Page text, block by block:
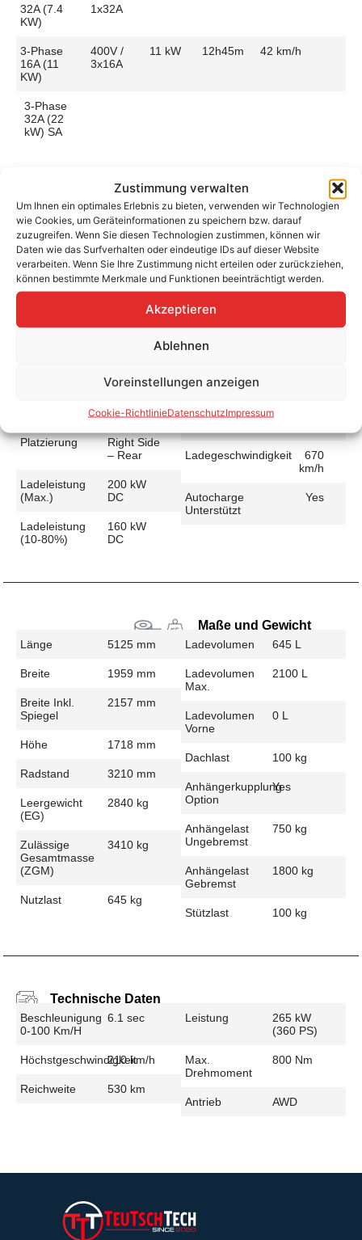
Zustimmung verwalten
Um Ihnen ein optimales Erlebnis zu bieten, verwenden wir Technologien
wie Cookies, um Geräteinformationen zu speichern bzw. darauf
zuzugreifen. Wenn Sie diesen Technologien zustimmen, können wir
Daten wie das Surfverhalten oder eindeutige IDs auf dieser Website
verarbeiten. Wenn Sie Ihre Zustimmung nicht erteilen oder zurückziehen,
können bestimmte Merkmale und Funktionen beeinträchtigt werden.
Akzeptieren
Ablehnen
Voreinstellungen anzeigen
Cookie-RichtlinieDatenschutzImpressum
32A (7.4
KW)
1x32A
3-Phase
16A (11
KW)
400V /
3x16A
11 kW 12h45m 42 km/h
3-Phase
32A (22
kW) SA
Aufladen zu Hause / am Fahrtziel
Ladeanschluss Type 2
Platzierung
Right Side
– Rea
11 kW AC
Ladezeit (0-
>490 Km)
12h45m
Ladegeschwindigkeit42 km/h
Ladeanschluss CCS
Platzierung
Right Side
– Rear
Ladeleistung
(max.)
200 kW
DC
Ladeleistung
(10-80%)
160 kW
DC
Ladezeit (49-
Ladegeschwindigkeit
670
km/h
Autocharge
Unterstützt
Yes
Maße und Gewicht
Länge 5125 mm
Breite 1959 mm
Breite Inkl.
Spiegel
2157 mm
Höhe 1718 mm
Radstand 3210 mm
Leergewicht
(EG)
2840 kg
Zulässige
Gesamtmasse
(zGM)
3410 kg
Nutzlast 645 kg
Ladevolumen 645 L
Ladevolumen
Max.
2100 L
Ladevolumen
Vorne
0 L
Dachlast 100 kg
Anhängerkupplung
Option
Yes
Anhängelast
Ungebremst
750 kg
Anhängelast
Gebremst
1800 kg
Stützlast 100 kg
Technische Daten
Beschleunigung
0-100 Km/h
6.1 sec
Höchstgeschwindigkeit
210 km/h
Reichweite 530 km
Leistung
265 kW
(360 PS)
Max.
Drehmoment
800 Nm
Antrieb AWD